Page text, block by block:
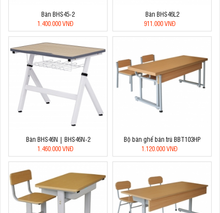
Bàn BHS45-2
1.400.000 VNĐ
Bàn BHS46L2
911.000 VNĐ
Bàn BHS46N | BHS46N-2
1.460.000 VNĐ
Bộ bàn ghế bán trú BBT103HP
1.120.000 VNĐ